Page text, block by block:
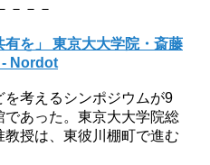
－－－
を」 東京大大学院・斎藤
- Nordot
考えるシンポジウムが9
であった。東京大大学院総
教授は、東彼川棚町で進む